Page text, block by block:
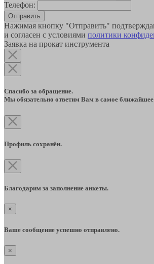
Телефон:
Отправить
Нажимая кнопку "Отправить"
и согласен с условиями политики
Заявка на прокат инструмента
Спасибо за обращение.
Мы обязательно ответим Вам в самое
Профиль сохранён.
Благодарим за заполнение анкеты.
×
Ваше сообщение успешно отправлено.
×